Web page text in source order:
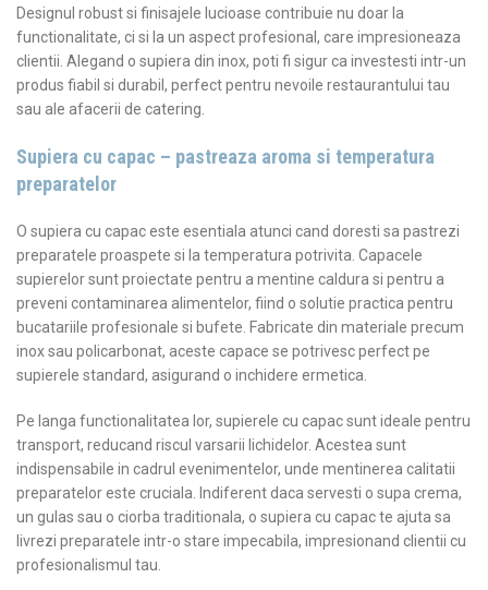
Designul robust si finisajele lucioase contribuie nu doar la
functionalitate, ci si la un aspect profesional, care impresioneaza
clientii. Alegand o supiera din inox, poti fi sigur ca investesti intr-un
produs fiabil si durabil, perfect pentru nevoile restaurantului tau
sau ale afacerii de catering.
Supiera cu capac – pastreaza aroma si temperatura
preparatelor
O supiera cu capac este esentiala atunci cand doresti sa pastrezi
preparatele proaspete si la temperatura potrivita. Capacele
supierelor sunt proiectate pentru a mentine caldura si pentru a
preveni contaminarea alimentelor, fiind o solutie practica pentru
bucatariile profesionale si bufete. Fabricate din materiale precum
inox sau policarbonat, aceste capace se potrivesc perfect pe
supierele standard, asigurand o inchidere ermetica.
Pe langa functionalitatea lor, supierele cu capac sunt ideale pentru
transport, reducand riscul varsarii lichidelor. Acestea sunt
indispensabile in cadrul evenimentelor, unde mentinerea calitatii
preparatelor este cruciala. Indiferent daca servesti o supa crema,
un gulas sau o ciorba traditionala, o supiera cu capac te ajuta sa
livrezi preparatele intr-o stare impecabila, impresionand clientii cu
profesionalismul tau.